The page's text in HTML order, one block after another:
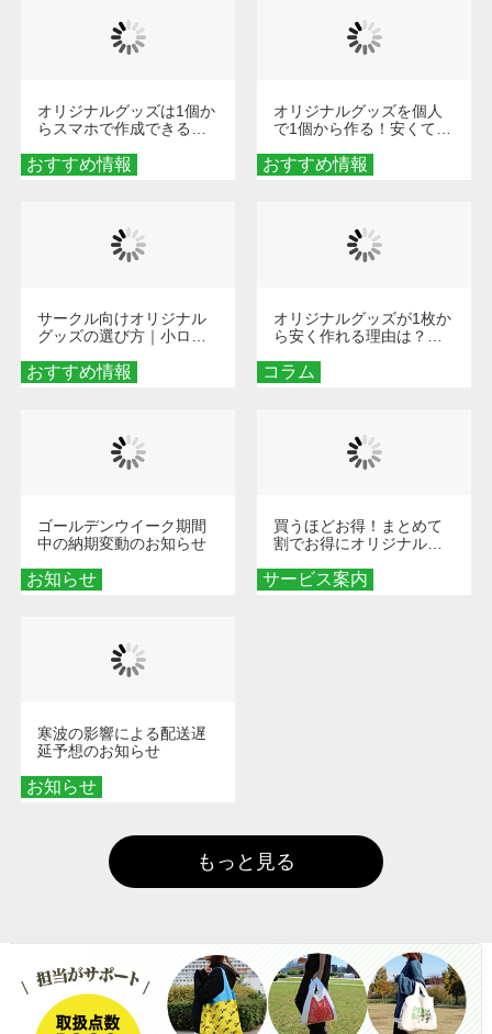
おすすめ情報
オリジナルグッズは1個か
らスマホで作成できる！
くなる巾着＆ポーチ活用
術
おすすめ情報
オリジナルグッズを個人
で1個から作る！安くて簡
秘訣
おすすめ情報
サークル向けオリジナル
グッズの選び方｜小ロッ
める秘訣
コラム
オリジナルグッズが1枚か
ら安く作れる理由は？オ
とメリットを解説
お知らせ
ゴールデンウイーク期間
中の納期変動のお知らせ
サービス案内
買うほどお得！まとめて
割でお得にオリジナルグ
お知らせ
寒波の影響による配送遅
延予想のお知らせ
もっと見る